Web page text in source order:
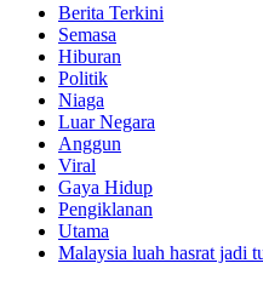
Berita Terkini
Semasa
Hiburan
Politik
Niaga
Luar Negara
Anggun
Viral
Gaya Hidup
Pengiklanan
Utama
Malaysia luah hasrat jadi